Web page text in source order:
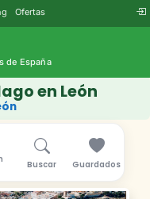
Ofertas
de España
en León
Buscar Guardados